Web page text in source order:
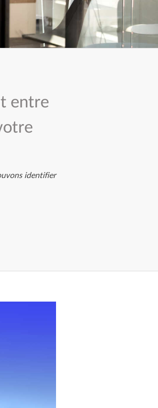
entre
identifier